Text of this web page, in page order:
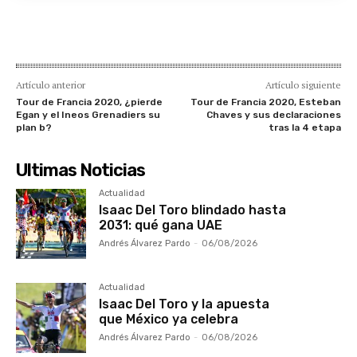
Artículo anterior
Tour de Francia 2020, ¿pierde
Egan y el Ineos Grenadiers su
plan b?
Artículo siguiente
Tour de Francia 2020, Esteban
Chaves y sus declaraciones
tras la 4 etapa
Ultimas Noticias
Actualidad
Isaac Del Toro blindado hasta
2031: qué gana UAE
Andrés Álvarez Pardo - 06/08/2026
Actualidad
Isaac Del Toro y la apuesta
que México ya celebra
Andrés Álvarez Pardo - 06/08/2026